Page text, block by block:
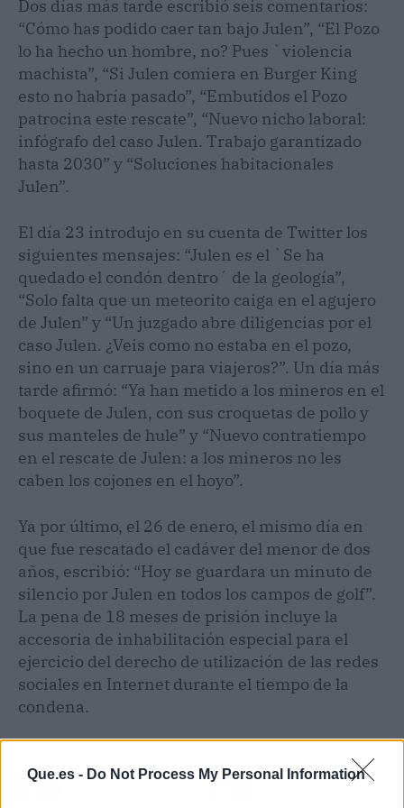
Que.es - Do Not Process My Personal Information
Dos días más tarde escribió seis comentarios:
“Cómo has podido caer tan bajo Julen”, “El Pozo
lo ha hecho un hombre, no? Pues `violencia
machista”, “Si Julen comiera en Burger King
esto no habría pasado”, “Embutidos el Pozo
patrocina este rescate”, “Nuevo nicho laboral:
infógrafo del caso Julen. Trabajo garantizado
hasta 2030” y “Soluciones habitacionales
Julen”.
El día 23 introdujo en su cuenta de Twitter los
siguientes mensajes: “Julen es el `Se ha
quedado el condón dentro´ de la geología”,
“Solo falta que un meteorito caiga en el agujero
de Julen” y “Un juzgado abre diligencias por el
caso Julen. ¿Veis como no estaba en el pozo,
sino en un carruaje para viajeros?”. Un día más
tarde afirmó: “Ya han metido a los mineros en el
boquete de Julen, con sus croquetas de pollo y
sus manteles de hule” y “Nuevo contratiempo
en el rescate de Julen: a los mineros no les
caben los cojones en el hoyo”.
Ya por último, el 26 de enero, el mismo día en
que fue rescatado el cadáver del menor de dos
años, escribió: “Hoy se guardara un minuto de
silencio por Julen en todos los campos de golf”.
La pena de 18 meses de prisión incluye la
accesoria de inhabilitación especial para el
ejercicio del derecho de utilización de las redes
sociales en Internet durante el tiempo de la
condena.
El Museo y Parque
Artículo siguiente
El Impuesto de